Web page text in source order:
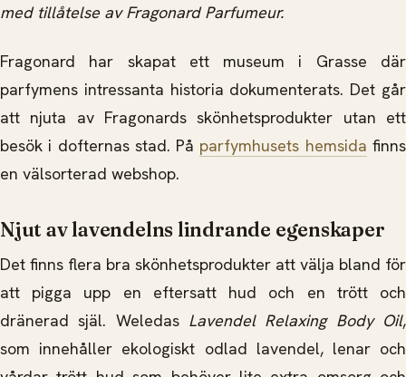
med tillåtelse avFragonard Parfumeur.
Fragonard har skapat ett museum i Grasse där
parfymens intressanta historia dokumenterats. Det går
att njuta av Fragonards skönhetsprodukter utan ett
besök i dofternas stad. På parfymhusets hemsida finns
en välsorterad webshop.
Njut av lavendelns lindrande egenskaper
Det finns flera bra skönhetsprodukter att välja bland för
att pigga upp en eftersatt hud och en trött och
dränerad själ. Weledas Lavendel Relaxing Body Oil,
som innehåller ekologiskt odlad lavendel, lenar och